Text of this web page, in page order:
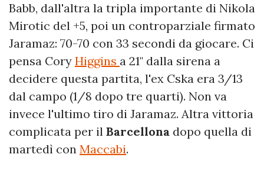
Babb, dall'altra la tripla importante di Nikola
Mirotic del +5, poi un controparziale firmato
Jaramaz: 70-70 con 33 secondi da giocare. Ci
pensa Cory Higgins a 21" dalla sirena a
decidere questa partita, l'ex Cska era 3/13
dal campo (1/8 dopo tre quarti). Non va
invece l'ultimo tiro di Jaramaz. Altra vittoria
complicata per il Barcellona dopo quella di
martedì con Maccabi.